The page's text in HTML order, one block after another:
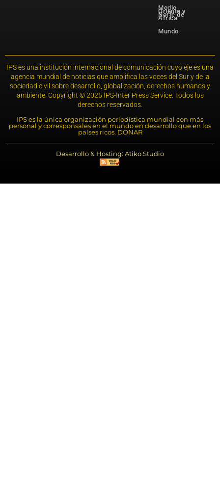
Medio
Oriente y
Norte de
África
Mundo
IPS es una institución internacional de comunicación cuyo eje es una
agencia mundial de noticias que amplifica las voces del Sur y de la
sociedad civil sobre desarrollo, globalización, derechos humanos y
ambiente. Copyright © 2025 IPS-Inter Press Service. Todos los
derechos reservados.
IPS es la única organización periodística mundial con más
personal y corresponsales en el mundo en desarrollo que en los
países ricos. DONAR
Desarrollo & Hosting: Atiko.Studio